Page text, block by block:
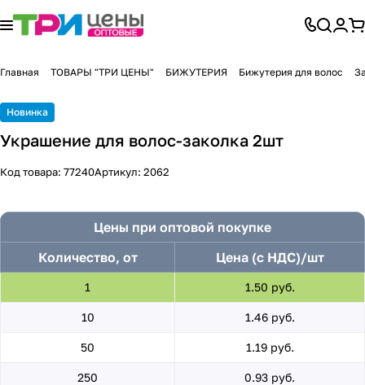
Главная ТОВАРЫ "ТРИ ЦЕНЫ" БИЖУТЕРИЯ Бижутерия для волос
Новинка
Украшение для волос-заколка 2шт
Код товара: 77240Артикул: 2062
Цены при оптовой покупке
Количество, от
Цена (с НДС)/шт
1 1.50 руб.
10 1.46 руб.
50 1.19 руб.
250 0.93 руб.